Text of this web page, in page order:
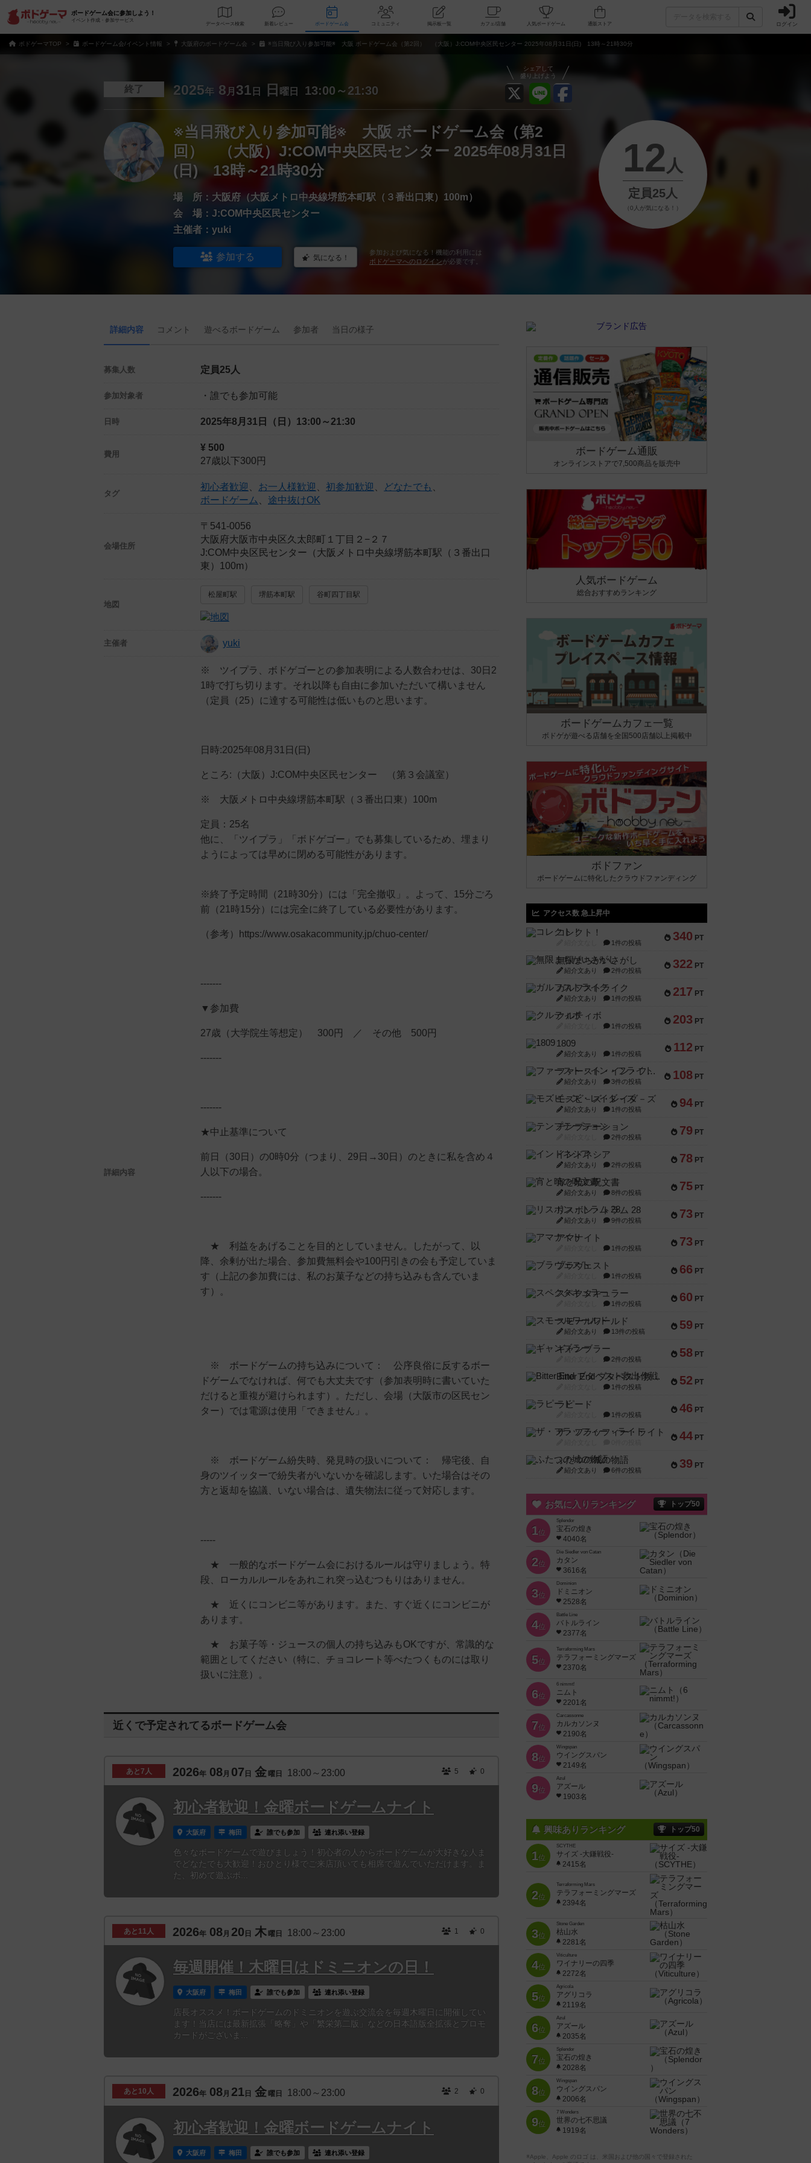
ボードゲーム会に参加しよう！
イベント作成・参加サービス
データベース 検索 新着レビュー ボードゲーム会 コミュニティ 掲示板一覧 カフェ/店舗 人気ボードゲーム ログイン
ボドゲーマTOP ボードゲーム会/イベント情報 大阪府のボードゲーム会 ※当日飛び入り参加可能※ 大阪 ボードゲーム会（第2回） （大阪）J:COM中央区民センター 2025年08月31日(日) 13時～21時30分
シェアして
盛り上げよう
終了 2025年 8 月 31 日 日 曜日 13:00～21:30
※当日飛び入り参加可能※ 大阪 ボードゲーム会（第2
回） （大阪）J:COM中央区民センター 2025年08月31日
(日) 13時～21時30分
場 所： 大阪府（大阪メトロ中央線堺筋本町駅（３番出口東）100m）
会 場： J:COM中央区民センター
主催者： yuki
参加する 気になる！
参加および気になる！機能の利用には
ボドゲーマへのログインが必要です。
12 人
定員25人
（0人が気になる！）
詳細内容 コメント 遊べるボードゲーム 参加者 当日の様子
募集人数 定員25人
参加対象者 ・誰でも参加可能
日時 2025年8月31日（日） 13:00～21:30
費用
¥ 500
27歳以下300円
タグ
初心者歓迎 お一人様歓迎 初参加歓迎 どなたでも
ボードゲーム
途中抜けOK
会場住所
〒541-0056
大阪府大阪市中央区久太郎町１丁目２−２７
J:COM中央区民センター（大阪メトロ中央線堺筋本町駅（３番出口
東）100m）
地図
松屋町駅 堺筋本町駅 谷町四丁目駅
主催者 yuki
詳細内容
※ ツイプラ、ボドゲゴーとの参加表明による人数合わせは、30日2
1時で打ち切ります。それ以降も自由に参加いただいて構いません
（定員（25）に達する可能性は低いものと思います。
日時:2025年08月31日(日)
ところ:（大阪）J:COM中央区民センター （第３会議室）
※ 大阪メトロ中央線堺筋本町駅（３番出口東）100m
定員：25名
他に、「ツイプラ」「ボドゲゴー」でも募集しているため、埋まり
ようによっては早めに閉める可能性があります。
※終了予定時間（21時30分）には「完全撤収」。よって、15分ごろ
前（21時15分）には完全に終了している必要性があります。
（参考）https://www.osakacommunity.jp/chuo-center/
-------
▼参加費
27歳（大学院生等想定） 300円 ／ その他 500円
-------
-------
★中止基準について
前日（30日）の0時0分（つまり、29日→30日）のときに私を含め４
人以下の場合。
-------
★ 利益をあげることを目的としていません。したがって、以
降、余剰が出た場合、参加費無料会や100円引きの会も予定していま
す（上記の参加費には、私のお菓子などの持ち込みも含んでいま
す）。
※ ボードゲームの持ち込みについて： 公序良俗に反するボー
ドゲームでなければ、何でも大丈夫です（参加表明時に書いていた
だけると重複が避けられます）。ただし、会場（大阪市の区民セン
ター）では電源は使用「できません」。
※ ボードゲーム紛失時、発見時の扱いについて： 帰宅後、自
身のツイッターで紛失者がいないかを確認します。いた場合はその
方と返却を協議、いない場合は、遺失物法に従って対応します。
-----
★ 一般的なボードゲーム会におけるルールは守りましょう。特
段、ローカルルールをあれこれ突っ込むつもりはありません。
★ 近くにコンビニ等があります。また、すぐ近くにコンビニが
あります。
★ お菓子等・ジュースの個人の持ち込みもOKですが、常識的な
範囲としてください（特に、チョコレート等べたつくものには取り
扱いに注意）。
近くで予定されてるボードゲーム会
あと7人 2026年 08 月 07 日 金 曜日 18:00～23:00 5 0
初心者歓迎！金曜ボードゲームナイト
大阪府 梅田 誰でも参加 連れ添い登録
色々なボードゲームで遊びましょう！初心者の人からボードゲームが大好きな人ま
でどなたでも大歓迎！おひとり様でご来店頂いても相席で遊んでいただけます。ま
た、初めて遊ぶボ...
あと 11人 2026年 08 月 20 日 木 曜日 18:00～23:00 1 0
毎週開催！木曜日はドミニオンの日！
大阪府 梅田 誰でも参加 連れ添い登録
店長オススメ！ボードゲームのドミニオンを遊ぶ交流会を毎週木曜日に開催してい
ます！当店には最新拡張「略奪」や「繁栄第二版」などの日本語版全拡張とプロモ
カードがございま...
あと 10人 2026年 08月 21 日 金 曜日 18:00～23:00 2 0
初心者歓迎！金曜ボードゲームナイト
大阪府 梅田 誰でも参加 連れ添い登録
ボードゲーム通販
オンラインストアで7,500商品を販売中
人気ボードゲーム
総合おすすめランキング
ボードゲームカフェ一覧
ボドゲが遊べる店舗を全国500店舗以上掲載中
ボドファン
ボードゲームに特化したクラウドファンディング
アクセス数 急上昇中
340 PT
コレクト！
1件の投稿
322 PT
無限まちがいさがし
紹介文あり 2件の投稿
217 PT
ガルフストライク
紹介文あり 1件の投稿
203 PT
クルティボ
1件の投稿
112 PT
1809
紹介文あり 1件の投稿
108 PT
ファースト・イン・フライト
紹介文あり 3件の投稿
94 PT
モズビ－ズ・レイダ－ズ
紹介文あり 1件の投稿
79 PT
テンプテーション
2件の投稿
78 PT
インドネシア
紹介文あり 2件の投稿
75 PT
宵と暁の呪文書
紹介文あり 8件の投稿
73 PT
リスボン・トラム 28
紹介文あり 9件の投稿
73 PT
アマナイト
1件の投稿
66 PT
ブラヴェスト
1件の投稿
60 PT
スペクタキュラー
1件の投稿
59 PT
スモールワールド
紹介文あり 13件の投稿
58 PT
ギャンブラー
2件の投稿
52 PT
Bitter End ブタペスト救出作戦
1件の投稿
46 PT
ラピード
1件の投稿
44 PT
ザ・フラッフィー・ライト
39 PT
ふたつの城の物語
紹介文あり 6件の投稿
お気に入りランキング トップ50
1位
Splendor
宝石の煌き
4040名
2位
Die Siedler von Catan
カタン
3616名
3位
Dominion
ドミニオン
2528名
4位
Battle Line
バトルライン
2377名
5位
Terraforming Mars
テラフォーミングマーズ
2370名
6位
6 nimmt!
ニムト
2201名
7位
Carcassonne
カルカソンヌ
2190名
8位
Wingspan
ウイングスパン
2149名
9位
Azul
アズール
1903名
興味ありランキング トップ50
1位
SCYTHE
サイズ -大鎌戦役-
2415名
2位
Terraforming Mars
テラフォーミングマーズ
2394名
3位
Stone Garden
枯山水
2281名
4位
Viticulture
ワイナリーの四季
2272名
5位
Agricola
アグリコラ
2119名
6位
Azul
アズール
2035名
7位
Splendor
宝石の煌き
2028名
8位
Wingspan
ウイングスパン
2006名
9位
7 Wonders
世界の七不思議
1919名
※Apple、Apple のロゴ は、米国および他の国々で登録された